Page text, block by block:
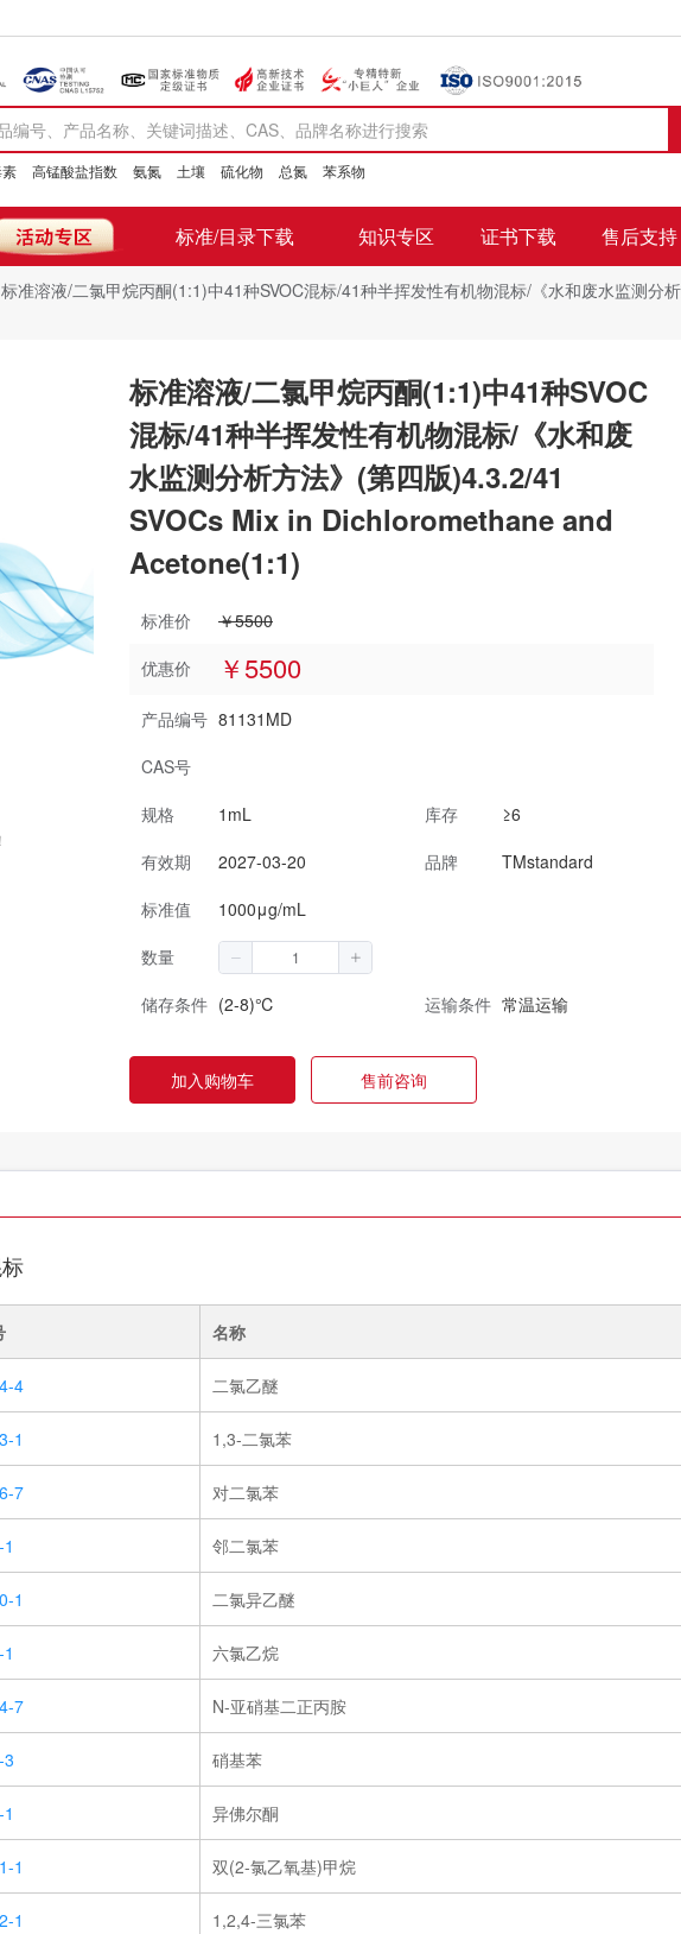
高锰酸盐指数 氨氮 土壤 硫化物 总氮 苯系物
标准/目录下载 知识专区 证书下载 售后支持
标准溶液/二氯甲烷丙酮(1:1)中41种SVOC混标/41种半挥发性有机物混标/《水和废水监测分
标准溶液/二氯甲烷丙酮(1:1)中41种SVOC
混标/41种半挥发性有机物混标/《水和废
水监测分析方法》(第四版)4.3.2/41
SVOCs Mix in Dichloromethane and
Acetone(1:1)
标准价
￥5500
优惠价
￥5500
产品编号 81131MD
CAS号
规格
1mL 库存
≥6
有效期
2027-03-20 品牌
TMstandard
标准值
1000μg/mL
数量
储存条件 (2-8)℃ 运输条件 常温运输
加入购物车 售前咨询
名称
4 二氯乙醚
1 1,3-二氯苯
7 对二氯苯
邻二氯苯
1 二氯异乙醚
六氯乙烷
7 N-亚硝基二正丙胺
硝基苯
异佛尔酮
1 双(2-氯乙氧基)甲烷
1 1,2,4-三氯苯